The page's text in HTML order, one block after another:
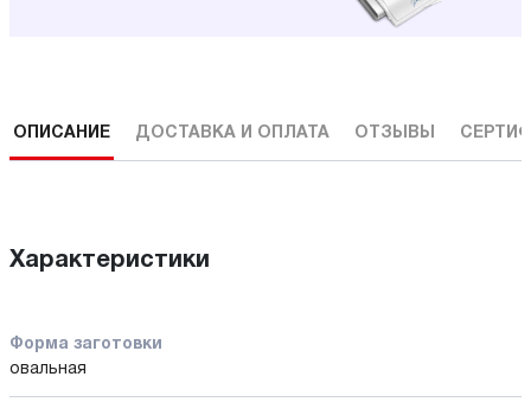
ОПИСАНИЕ ДОСТАВКА И ОПЛАТА ОТЗЫВЫ
Характеристики
Форма заготовки
овальная